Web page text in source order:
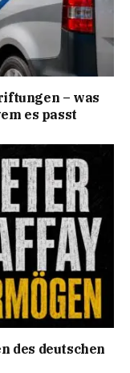
– was
es passt
des deutschen